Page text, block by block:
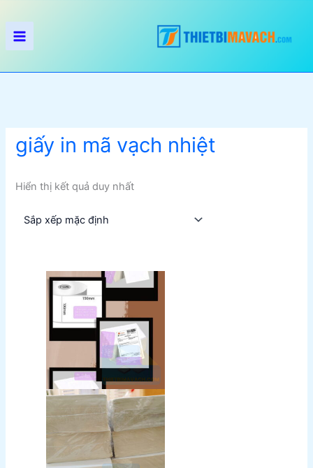
tới
nội
giấy in mã vạch nhiệt
Hiển thị kết quả duy nhất